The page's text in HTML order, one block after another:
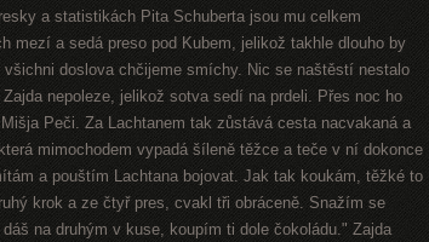
a statistikách Pita Schuberta jsou mu celkem
mezí a sedá preso pod Kubem, jelikož takhle dlouho by
doslova chčijeme smíchy. Nic se naštěstí nestalo
nepoleze, jelikož sotva sedí na prdeli. Přes noc ho
Peči. Za Lachtanem tak zůstává cesta nacvakaná a
mimochodem vypadá šíleně těžce a teče v ní dokonce
a pouštím Lachtana bojovat. Jak tak koukám, těžké to
krok a ze čtyř pres, cvakl tři obráceně. Snažím se
na druhým v kuse, koupím ti dole čokoládu." Zajda